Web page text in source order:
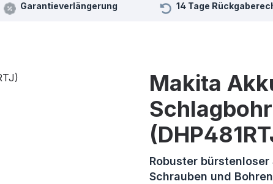
Garantieverlängerung 14 Tage
Makita
Robuster
Schrauben und